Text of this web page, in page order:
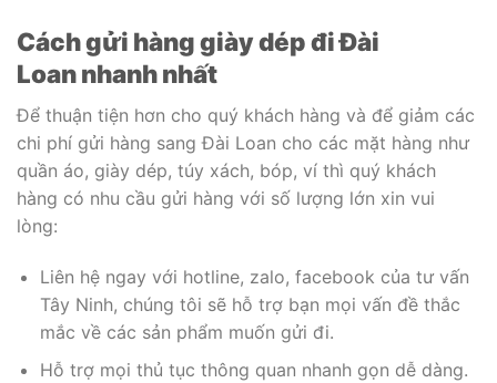
Cách gửi hàng giày dép đi Đài
Loan nhanh nhất
Để thuận tiện hơn cho quý khách hàng và để giảm các
chi phí gửi hàng sang Đài Loan cho các mặt hàng như
quần áo, giày dép, túy xách, bóp, ví thì quý khách
hàng có nhu cầu gửi hàng với số lượng lớn xin vui
lòng:
Liên hệ ngay với hotline, zalo, facebook của tư vấn
Tây Ninh, chúng tôi sẽ hỗ trợ bạn mọi vấn đề thắc
mắc về các sản phẩm muốn gửi đi.
Hỗ trợ mọi thủ tục thông quan nhanh gọn dễ dàng.